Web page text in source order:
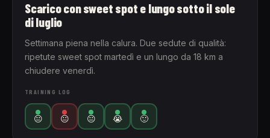
Scarico con sweet spot e lungo sotto il sole
di luglio
Settimana piena nella calura. Due sedute di qualità:
ripetute sweet spot martedì e un lungo da 18 km a
chiudere venerdì.
TRAINING LOG
😐 😐 😐 😭 🙂